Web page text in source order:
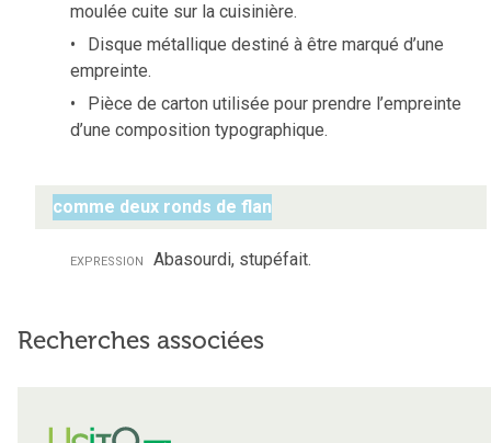
moulée cuite sur la cuisinière.
Disque métallique destiné à être marqué d’une
empreinte.
Pièce de carton utilisée pour prendre l’empreinte
d’une composition typographique.
comme deux ronds de flan
expression Abasourdi, stupéfait.
Recherches associées